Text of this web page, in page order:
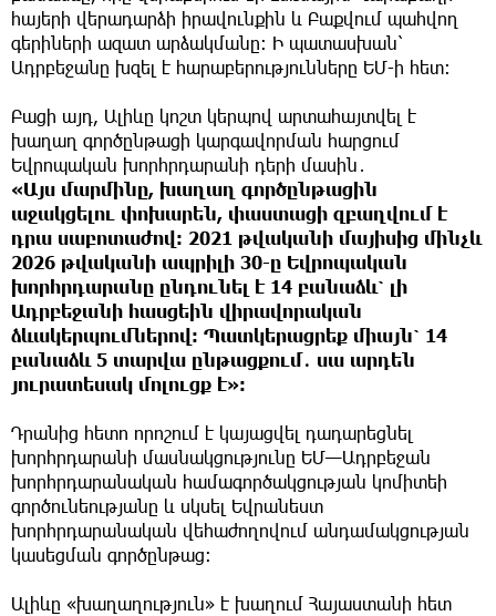
հայերի վերադարձի իրավունքին և Բաքվում պահվող
գերիների ազատ արձակմանը։ Ի պատասխան՝
Ադրբեջանը խզել է հարաբերությունները ԵՄ-ի հետ։
Բացի այդ, Ալիևը կոշտ կերպով արտահայտվել է
խաղաղ գործընթացի կարգավորման հարցում
Եվրոպական խորհրդարանի դերի մասին․
«Այս մարմինը, խաղաղ գործընթացին
աջակցելու փոխարեն, փաստացի զբաղվում է
դրա սաբոտաժով։ 2021 թվականի մայիսից մինչև
2026 թվականի ապրիլի 30-ը Եվրոպական
խորհրդարանը ընդունել է 14 բանաձև՝ լի
Ադրբեջանի հասցեին վիրավորական
ձևակերպումներով։ Պատկերացրեք միայն՝ 14
բանաձև 5 տարվա ընթացքում․ սա արդեն
յուրատեսակ մոլուցք է»։
Դրանից հետո որոշում է կայացվել դադարեցնել
խորհրդարանի մասնակցությունը ԵՄ—Ադրբեջան
խորհրդարանական համագործակցության կոմիտեի
գործունեությանը և սկսել Եվրանեստ
խորհրդարանական վեհաժողովում անդամակցության
կասեցման գործընթաց։
Ալիևը «խաղաղություն» է խաղում Հայաստանի հետ